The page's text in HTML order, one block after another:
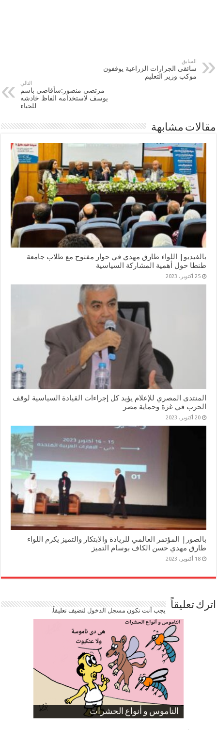
السابق
سائقى الجرارات الزراعية يوقفون
موكب وزير التعليم
التالي
مرتضى منصور:سأقاضى باسم
يوسف لاستخدامه الفاظ خادشه
للحياء
مقالات مشابهة
بالفيديو| اللواء طارق مهدي في حوار مفتوح مع طلاب جامعة
طنطا حول أهمية المشاركة السياسية
25 أكتوبر، 2023
المنتدى المصري للإعلام يؤيد كل إجراءات القيادة السياسية لوقف
الحرب في غزة وحماية مصر
20 أكتوبر، 2023
بالصور| المؤتمر العالمي للريادة والابتكار والتميز يكرم اللواء
طارق مهدي حسن الكاف بوسام التميز
18 أكتوبر، 2023
اترك تعليقاً يجب أنت تكون مسجل الدخوللتضيف تعليقاً.
الناموس و أنواع الحشرات
الموظفين بعد ارتفاع الأسعار
ارتفاع نسبة الطلاق في مصر
صورة كاركاتيرية
صورة كاركاتيرية